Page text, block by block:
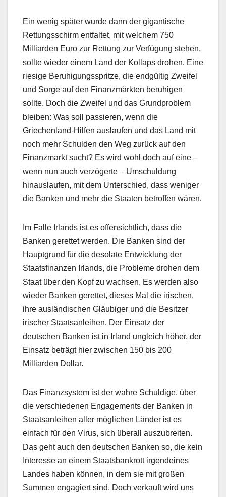
Ein wenig später wurde dann der gigantische
Rettungsschirm entfaltet, mit welchem 750
Milliarden Euro zur Rettung zur Verfügung stehen,
sollte wieder einem Land der Kollaps drohen. Eine
riesige Beruhigungsspritze, die endgültig Zweifel
und Sorge auf den Finanzmärkten beruhigen
sollte. Doch die Zweifel und das Grundproblem
bleiben: Was soll passieren, wenn die
Griechenland-Hilfen auslaufen und das Land mit
noch mehr Schulden den Weg zurück auf den
Finanzmarkt sucht? Es wird wohl doch auf eine –
wenn nun auch verzögerte – Umschuldung
hinauslaufen, mit dem Unterschied, dass weniger
die Banken und mehr die Staaten betroffen wären.
Im Falle Irlands ist es offensichtlich, dass die
Banken gerettet werden. Die Banken sind der
Hauptgrund für die desolate Entwicklung der
Staatsfinanzen Irlands, die Probleme drohen dem
Staat über den Kopf zu wachsen. Es werden also
wieder Banken gerettet, dieses Mal die irischen,
ihre ausländischen Gläubiger und die Besitzer
irischer Staatsanleihen. Der Einsatz der
deutschen Banken ist in Irland ungleich höher, der
Einsatz beträgt hier zwischen 150 bis 200
Milliarden Dollar.
Das Finanzsystem ist der wahre Schuldige, über
die verschiedenen Engagements der Banken in
Staatsanleihen aller möglichen Länder ist es
einfach für den Virus, sich überall auszubreiten.
Das geht auch den deutschen Banken so, die kein
Interesse an einem Staatsbankrott irgendeines
Landes haben können, in dem sie mit großen
Summen engagiert sind. Doch verkauft wird uns